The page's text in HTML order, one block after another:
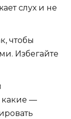
слух и не
чтобы
Избегайте
какие —